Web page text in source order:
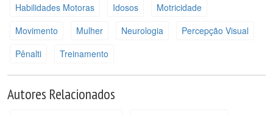
Habilidades Motoras
Idosos
Motricidade
Movimento
Mulher Neurologia
Percepção Visual
Pênalti
Treinamento
Autores Relacionados